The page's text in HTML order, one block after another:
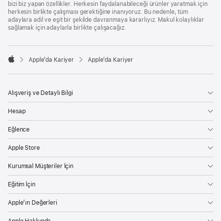
bizi biz yapan özellikler. Herkesin faydalanabileceği ürünler yaratmak için
herkesin birlikte çalışması gerektiğine inanıyoruz. Bu nedenle, tüm
adaylara adil ve eşit bir şekilde davranmaya kararlıyız. Makul kolaylıklar
sağlamak için adaylarla birlikte çalışacağız.

Apple’da Kariyer Apple’da Kariyer
Alışveriş ve Detaylı Bilgi
Hesap
Eğlence
Apple Store
Kurumsal Müşteriler İçin
Eğitim İçin
Apple’ın Değerleri